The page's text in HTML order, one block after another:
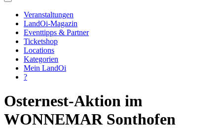
Veranstaltungen
LandOi-Magazin
Eventtipps & Partner
Ticketshop
Locations
Kategorien
Mein LandOi
?
Osternest-Aktion im
WONNEMAR Sonthofen